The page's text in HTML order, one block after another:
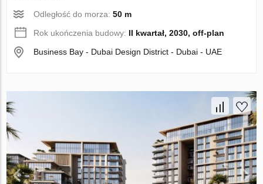
Odległość do morza:50 m
Rok ukończenia budowy: II kwartał, 2030, off-plan
Business Bay - Dubai Design District - Dubai - UAE